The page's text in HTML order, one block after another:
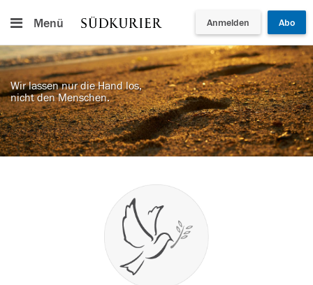
Menü Anmelden Abo
Wir lassen nur die Hand los,
nicht den Menschen.